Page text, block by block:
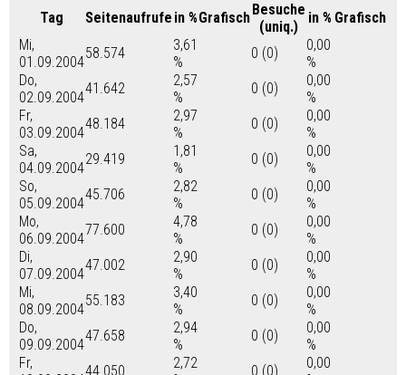
Tag Seitenaufrufe in %GrafischBesuche
(uniq.)
in % Grafisch
Mi,
01.09.2004
58.574
3,61
%
0 (0)
0,00
%
Do,
02.09.2004
41.642
2,57
%
0 (0)
0,00
%
Fr,
03.09.2004
48.184
2,97
%
0 (0)
0,00
%
Sa,
04.09.2004
29.419
1,81
%
0 (0)
0,00
%
So,
05.09.2004
45.706
2,82
%
0 (0)
0,00
%
Mo,
06.09.2004
77.600
4,78
%
0 (0)
0,00
%
Di,
07.09.2004
47.002
2,90
%
0 (0)
0,00
%
Mi,
08.09.2004
55.183
3,40
%
0 (0)
0,00
%
Do,
09.09.2004
47.658
2,94
%
0 (0)
0,00
%
Fr,
44.050
2,72
0 (0)
0,00